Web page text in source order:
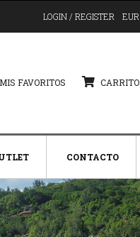
LOGIN / REGISTER EUR
MIS FAVORITOS CARRITO
CONTACTO